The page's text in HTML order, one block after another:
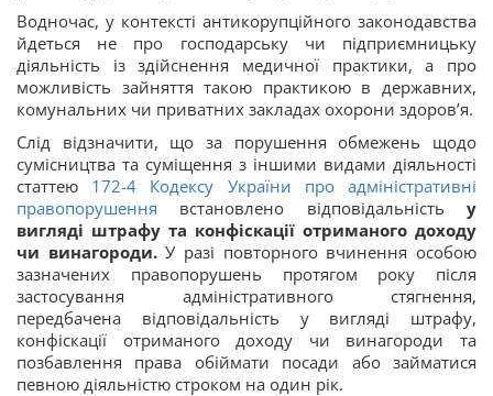
Водночас, у контексті антикорупційного законодавства
йдеться не про господарську чи підприємницьку
діяльність із здійснення медичної практики, а про
можливість зайняття такою практикою в державних,
комунальних чи приватних закладах охорони здоров’я.
Слід відзначити, що за порушення обмежень щодо
сумісництва та суміщення з іншими видами діяльності
статтею 172-4 Кодексу України про адміністративні
правопорушення встановлено відповідальність у
вигляді штрафу та конфіскації отриманого доходу
чи винагороди.У разі повторного вчинення особою
зазначених правопорушень протягом року після
застосування адміністративного стягнення,
передбачена відповідальність у вигляді штрафу,
конфіскації отриманого доходу чи винагороди та
позбавлення права обіймати посади або займатися
певною діяльністю строком на один рік.